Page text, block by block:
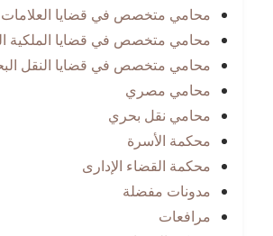
محامي متخصص في قضايا العلامات
محامي متخصص في قضايا الملكية
محامي متخصص في قضايا النقل
محامي مصري
محامي نقل بحري
محكمة الأسرة
محكمة القضاء الإدارى
مدونات مفضلة
مرافعات